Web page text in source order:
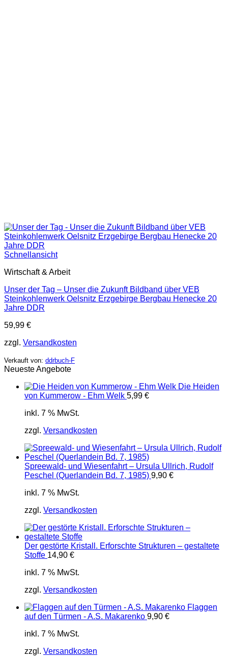
Schnellansicht
Wirtschaft & Arbeit
Unser der Tag – Unser die Zukunft Bildband über VEB
Steinkohlenwerk Oelsnitz Erzgebirge Bergbau Henecke 20
Jahre DDR
59,99 €
zzgl. Versandkosten
Verkauft von: ddrbuch-F
Neueste Angebote
Die Heiden
von Kummerow - Ehm Welk 5,99 €
inkl. 7 % MwSt.
zzgl. Versandkosten
Spreewald- und Wiesenfahrt – Ursula Ullrich, Rudolf
Peschel (Querlandein Bd. 7, 1985) 9,90 €
inkl. 7 % MwSt.
zzgl. Versandkosten
Der gestörte Kristall. Erforschte Strukturen – gestaltete
Stoffe 14,90 €
inkl. 7 % MwSt.
zzgl. Versandkosten
Flaggen
auf den Türmen - A.S. Makarenko 9,90 €
inkl. 7 % MwSt.
zzgl. Versandkosten